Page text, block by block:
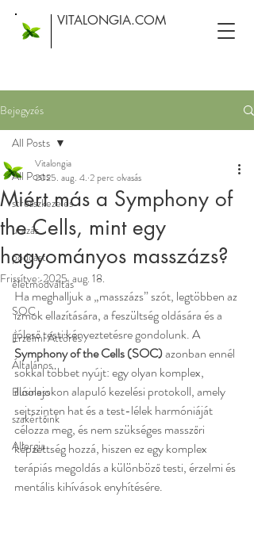
VITALONGIA.COM
Bejegyzés
All Posts
stresszkezelés
utazás
podcast
életmódváltás
SOC
Érzelmi Áttörés
Általános
Business
szakértőink
Allergia
All Posts
Miért más a Symphony of
the Cells, mint egy
hagyományos masszázs?
Vitalongia
2025. aug. 4. 2 perc olvasás
Frissítve:2025. aug. 18.
Ha meghalljuk a „masszázs” szót, legtöbben az
izmok ellazítására, a feszültség oldására és a
jóleső testi kényeztetésre gondolunk. A
Symphony of the Cells (SOC) azonban ennél
sokkal többet nyújt: egy olyan komplex,
illóolajokon alapuló kezelési protokoll, amely
sejtszinten hat és a test-lélek harmóniáját
célozza meg, és nem szükséges masszőri
képzettség hozzá, hiszen ez egy komplex
terápiás megoldás a különböző testi, érzelmi és
mentális kihívások enyhítésére.